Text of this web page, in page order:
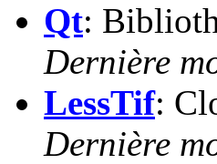
Qt:
Dernière
LessTif:
Dernière